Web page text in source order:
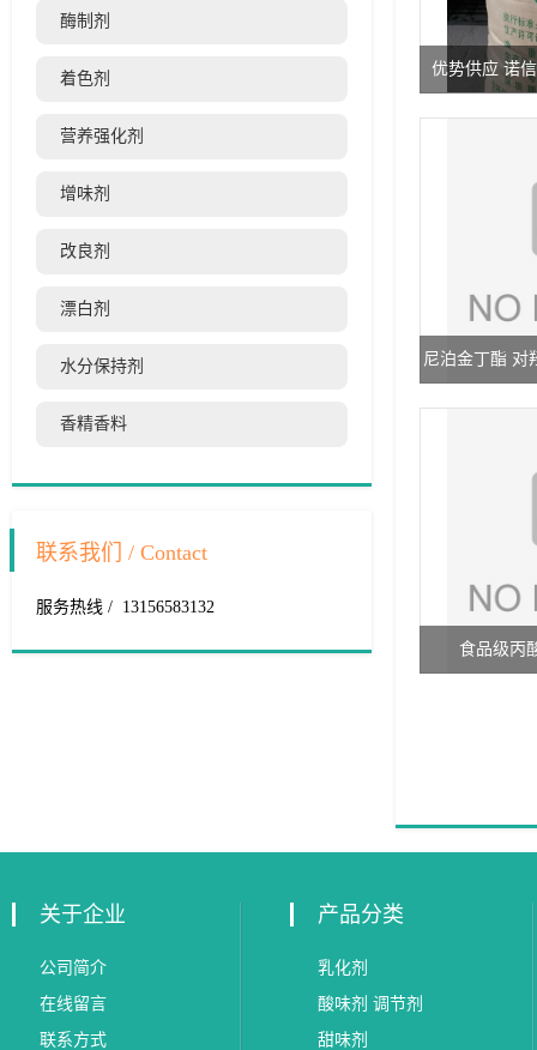
酶制剂
着色剂
营养强化剂
增味剂
改良剂
漂白剂
水分保持剂
香精香料
联系我们 / Contact
服务热线 / 13156583132
优势供应 诺
尼泊金丁酯 对
食品级丙
关于企业
公司简介
在线留言
联系方式
产品分类
乳化剂
酸味剂 调节剂
甜味剂